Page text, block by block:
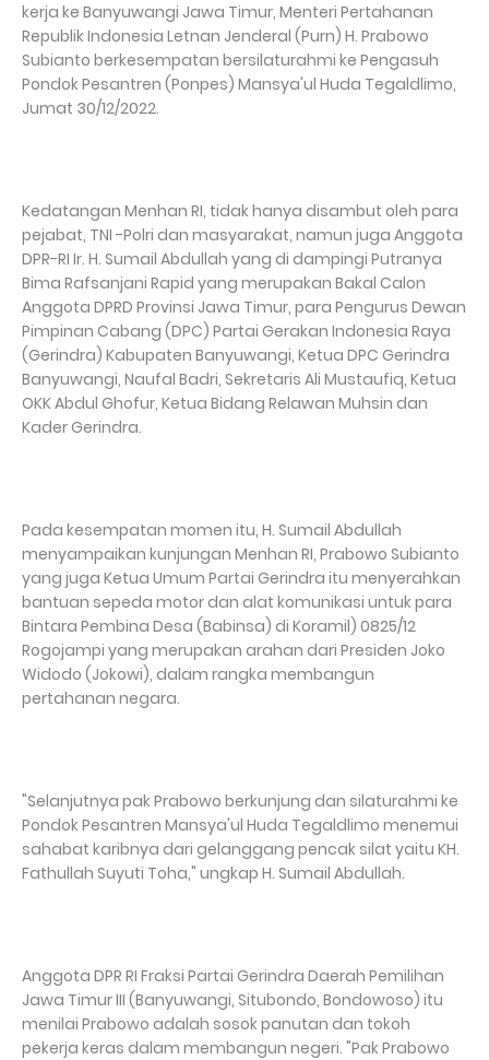
kerja ke Banyuwangi Jawa Timur, Menteri Pertahanan
Republik Indonesia Letnan Jenderal (Purn) H. Prabowo
Subianto berkesempatan bersilaturahmi ke Pengasuh
Pondok Pesantren (Ponpes) Mansya'ul Huda Tegaldlimo,
Jumat 30/12/2022.
Kedatangan Menhan RI, tidak hanya disambut oleh para
pejabat, TNI -Polri dan masyarakat, namun juga Anggota
DPR-RI Ir. H. Sumail Abdullah yang di dampingi Putranya
Bima Rafsanjani Rapid yang merupakan Bakal Calon
Anggota DPRD Provinsi Jawa Timur, para Pengurus Dewan
Pimpinan Cabang (DPC) Partai Gerakan Indonesia Raya
(Gerindra) Kabupaten Banyuwangi, Ketua DPC Gerindra
Banyuwangi, Naufal Badri, Sekretaris Ali Mustaufiq, Ketua
OKK Abdul Ghofur, Ketua Bidang Relawan Muhsin dan
Kader Gerindra.
Pada kesempatan momen itu, H. Sumail Abdullah
menyampaikan kunjungan Menhan RI, Prabowo Subianto
yang juga Ketua Umum Partai Gerindra itu menyerahkan
bantuan sepeda motor dan alat komunikasi untuk para
Bintara Pembina Desa (Babinsa) di Koramil) 0825/12
Rogojampi yang merupakan arahan dari Presiden Joko
Widodo (Jokowi), dalam rangka membangun
pertahanan negara.
"Selanjutnya pak Prabowo berkunjung dan silaturahmi ke
Pondok Pesantren Mansya'ul Huda Tegaldlimo menemui
sahabat karibnya dari gelanggang pencak silat yaitu KH.
Fathullah Suyuti Toha," ungkap H. Sumail Abdullah.
Anggota DPR RI Fraksi Partai Gerindra Daerah Pemilihan
Jawa Timur III (Banyuwangi, Situbondo, Bondowoso) itu
menilai Prabowo adalah sosok panutan dan tokoh
pekerja keras dalam membangun negeri. "Pak Prabowo